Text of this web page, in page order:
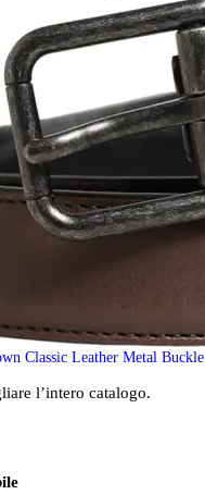
Classic Leather Metal
l’intero catalogo.